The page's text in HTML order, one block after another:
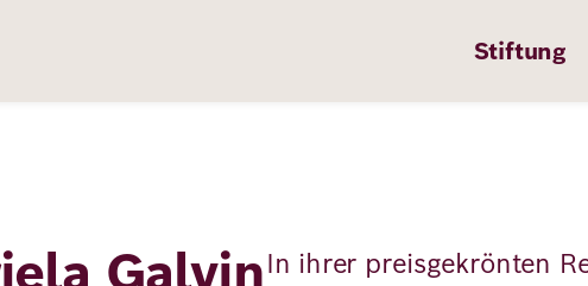
Stiftung
GalvinIn ihrer preisgekrönten